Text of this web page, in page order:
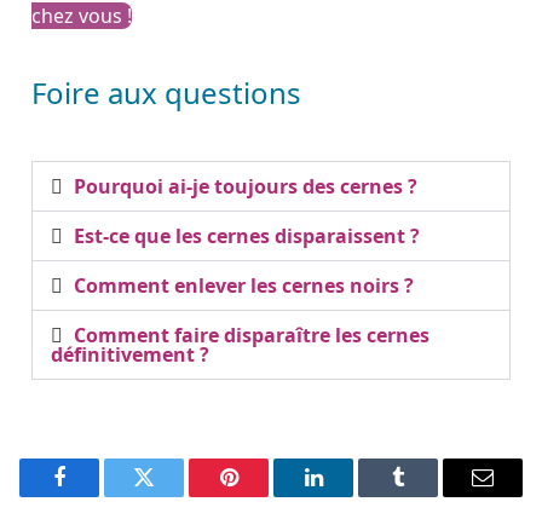
chez vous !
Foire aux questions
Pourquoi ai-je toujours des cernes ?
Est-ce que les cernes disparaissent ?
Comment enlever les cernes noirs ?
Comment faire disparaître les cernes
définitivement ?
FacebookTwitter Pinterest LinkedIn Tumblr Email